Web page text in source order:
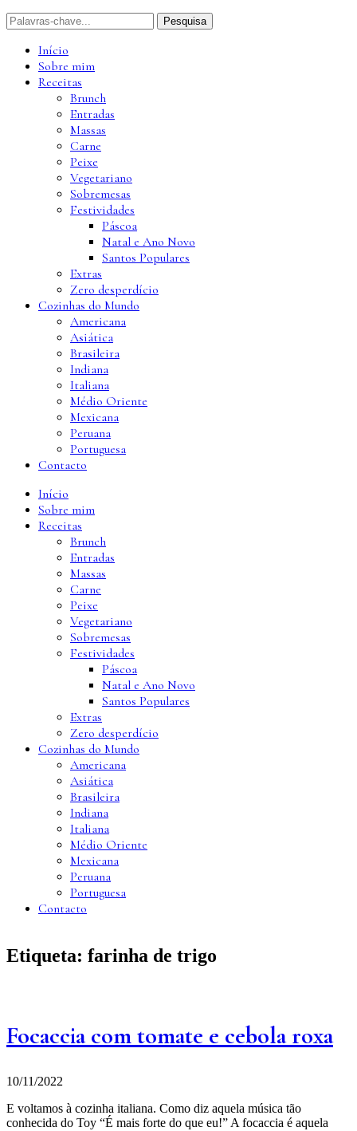
Início
Sobre mim
Receitas
Brunch
Entradas
Massas
Carne
Peixe
Vegetariano
Sobremesas
Festividades
Páscoa
Natal e Ano Novo
Santos Populares
Extras
Zero desperdício
Cozinhas do Mundo
Americana
Asiática
Brasileira
Indiana
Italiana
Médio Oriente
Mexicana
Peruana
Portuguesa
Contacto
Início
Sobre mim
Receitas
Brunch
Entradas
Massas
Carne
Peixe
Vegetariano
Sobremesas
Festividades
Páscoa
Natal e Ano Novo
Santos Populares
Extras
Zero desperdício
Cozinhas do Mundo
Americana
Asiática
Brasileira
Indiana
Italiana
Médio Oriente
Mexicana
Peruana
Portuguesa
Contacto
Etiqueta: farinha de trigo
Focaccia com tomate e cebola roxa
10/11/2022
E voltamos à cozinha italiana. Como diz aquela música tão
conhecida do Toy “É mais forte do que eu!” A focaccia é aquela